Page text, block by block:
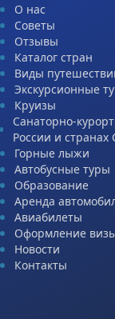
О нас
Советы
Отзывы
Каталог стран
Виды
Экскурсионные
Круизы
Санаторно-
России и странах
Горные лыжи
Автобусные туры
Образование
Аренда
Авиабилеты
Оформление
Новости
Контакты